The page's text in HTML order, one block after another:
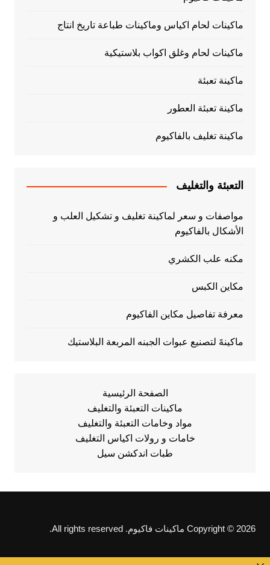
ماكينات لحام اكياس وماكينات طباعة تاريخ انتاج
ماكينات لحام وغلق اكواب بلاستيكية
ماكينة تعبئة
ماكينة تعبئة العطور
ماكينة تغليف بالفاكيوم
التعبئة والتغليف
مواصفات و سعر لماكينة تغليف و تشكيل العلب و
الأشكال بالفاكيوم
مكنه علب الكشري
مكاين الكبس
معرفة تفاصيل مكاين الفاكيوم
ماكينهً لتصنيع عبوات الجبنه المربعة البلاستيك
الصفحة الرئيسية
ماكينات التعبئة والتغليف
مواد وخامات التعبئة والتغليف
خامات و رولات اكياس التغليف
طبات اندكشن سيل
Copyright © 2026 ماكينات فاكيوم. All rights reserved.